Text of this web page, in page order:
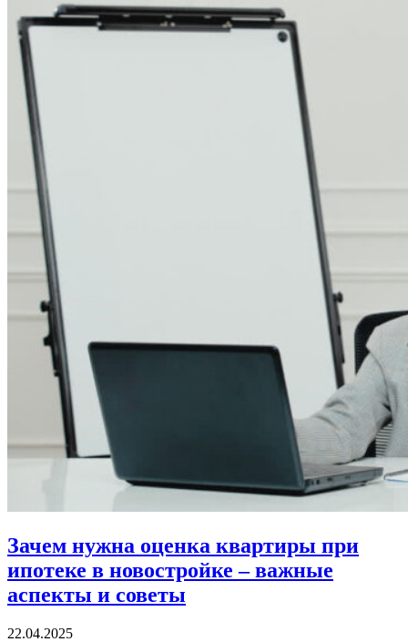
Зачем нужна оценка квартиры при
ипотеке в новостройке – важные
аспекты и советы
22.04.2025